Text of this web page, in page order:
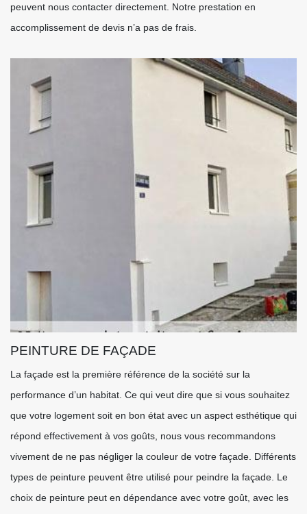
peuvent nous contacter directement. Notre prestation en
accomplissement de devis n’a pas de frais.
PEINTURE DE FAÇADE
La façade est la première référence de la société sur la
performance d’un habitat. Ce qui veut dire que si vous souhaitez
que votre logement soit en bon état avec un aspect esthétique qui
répond effectivement à vos goûts, nous vous recommandons
vivement de ne pas négliger la couleur de votre façade. Différents
types de peinture peuvent être utilisé pour peindre la façade. Le
choix de peinture peut en dépendance avec votre goût, avec les